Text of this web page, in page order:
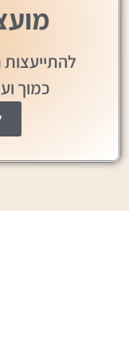
להתייעצות
כמוך